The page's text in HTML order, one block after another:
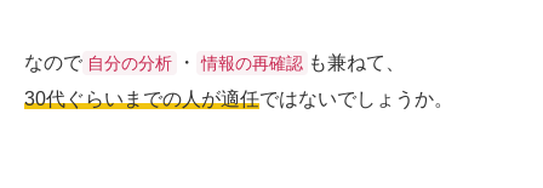
なので 自分の分析 ・ 情報の再確認 も兼ねて、
30代ぐらいまでの人が適任ではないでしょうか。